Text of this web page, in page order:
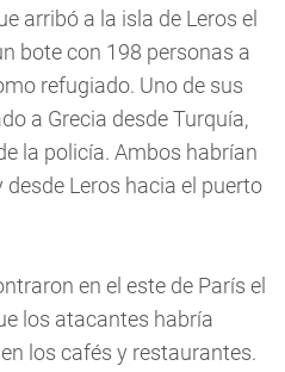
arribó a la isla de Leros el
bote con 198 personas a
refugiado. Uno de sus
a Grecia desde Turquía,
la policía. Ambos habrían
Leros hacia el puerto
en el este de París el
los atacantes habría
los cafés y restaurantes.